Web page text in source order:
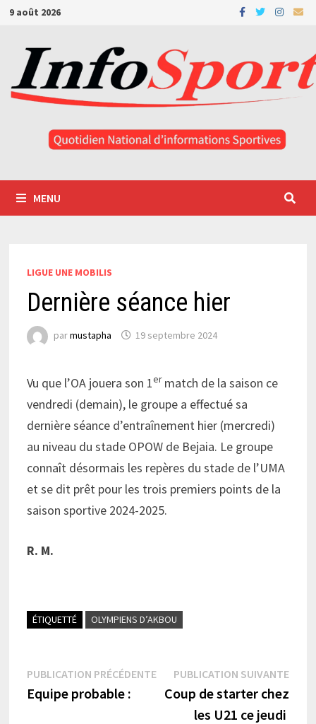
Passer
contenu
9 août 2026
MENU
LIGUE UNE MOBILIS
Dernière séance hier
parmustapha 19 septembre 2024
Vu que l’OA jouera son 1ermatch de la saison ce
vendredi (demain), le groupe a effectué sa
dernière séance d’entraînement hier (mercredi)
au niveau du stade OPOW de Bejaia. Le groupe
connaît désormais les repères du stade de l’UMA
et se dit prêt pour les trois premiers points de la
saison sportive 2024-2025.
R. M.
ÉTIQUETTÉ OLYMPIENS D’AKBOU
Navigation
de
PUBLICATION PRÉCÉDENTEPublication
précédente :
Equipe probable :
PUBLICATION SUIVANTE
Coup de starter chez
les U21 ce jeudi